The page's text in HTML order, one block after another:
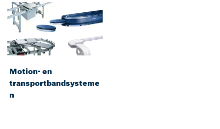
Motion- en
transportbandsysteme
n